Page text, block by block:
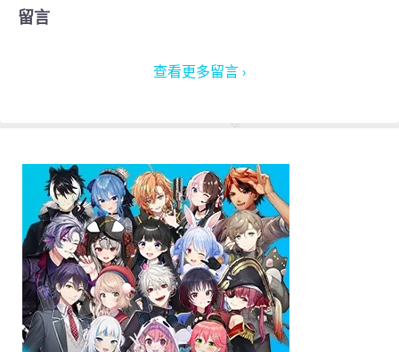
留言
查看更多留言 ›